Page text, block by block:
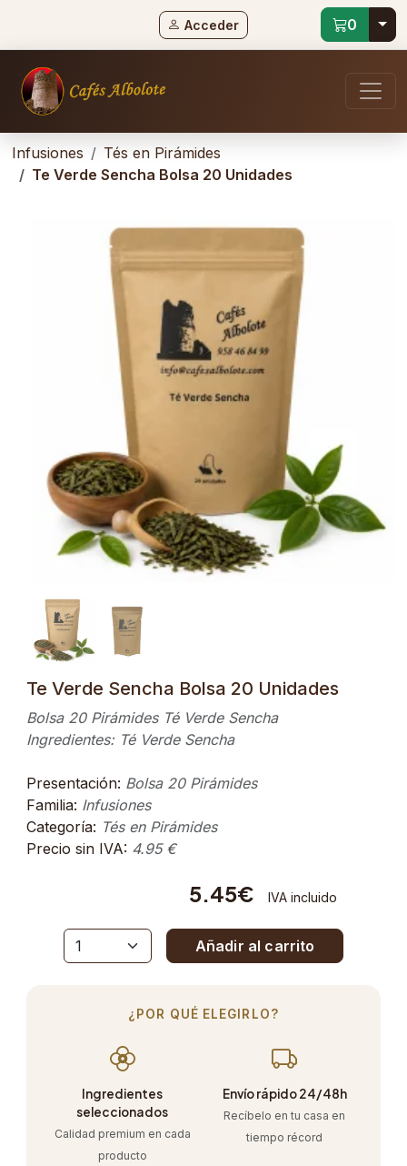
Acceder 0
Infusiones
Tés en Pirámides
Te Verde Sencha Bolsa 20 Unidades
Te Verde Sencha Bolsa 20 Unidades
Bolsa 20 Pirámides Té Verde Sencha
Ingredientes: Té Verde Sencha
Presentación: Bolsa 20 Pirámides
Familia: Infusiones
Categoría: Tés en Pirámides
Precio sin IVA: 4.95 €
5.45€ IVA incluido
Añadir al carrito
¿POR QUÉ ELEGIRLO?
Ingredientes
seleccionados
Calidad premium en cada
producto
Envío rápido 24/48h
Recíbelo en tu casa en
tiempo récord